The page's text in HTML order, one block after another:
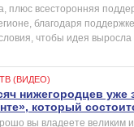
плюс всесторонняя
благодаря
чтобы идея
(ВИДЕО)
нижегородцев уже
который
вы владеете великим